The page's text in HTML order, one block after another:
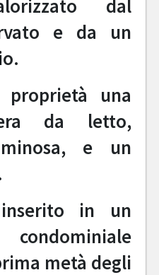
dal
e da un
proprietà una
da letto,
e un
in un
metà degli